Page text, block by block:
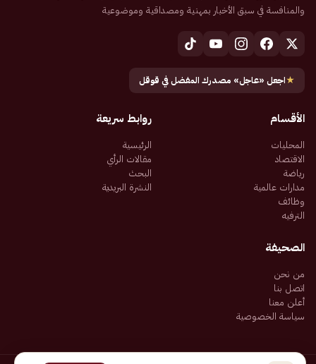
والمنافسة في سبق الأخبار بمهنية ومصداقية وموضوعية
★اجعل «عاجل» مصدرك المفضل في قوقل
الأقسام
المحليات
الاقتصاد
رياضة
مدارات عالمية
وظائف
الترفيه
روابط سريعة
الرئيسية
مقالات الرأي
البحث
النشرة البريدية
الصحيفة
من نحن
اتصل بنا
أعلن معنا
سياسة الخصوصية